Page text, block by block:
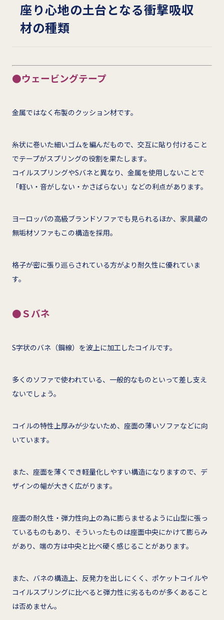
座り心地の土台となる衝撃吸収
材の種類
●ウェービングテープ
金属ではなく布製のクッション材です。
糸状に巻いた細いゴムを編んだもので、交互に貼り付けること
でテープがスプリングの役割を果たします。
コイルスプリングやSバネと異なり、金属を使用しないことで
「軽い・音がしない・かさばらない」などの利点があります。
ヨーロッパの高級ブランドソファでも見られるほか、家具蔵の
無垢材ソファもこの構造を採用。
格子が密に張り巡らされている方がより耐久性に優れていま
す。
●Ｓバネ
S字状のバネ（鋼線）を波上に加工したコイルです。
多くのソファで使われている、一般的なものといって差し支え
ないでしょう。
コイルの特性上厚みが少ないため、座面の薄いソファなどに向
いています。
また、座面を薄くでき軽量化しやすい構造になりますので、デ
ザインの幅が大きく広がります。
座面の耐久性・弾力性向上の為に膨らませるように山型に張っ
ているものもあり、そういったものは座面中央にかけて膨らみ
があり、端の方は中央と比べ硬く感じることがあります。
また、バネの構造上、反発力を出しにくく、ポケットコイルや
コイルスプリングに比べると弾力性に劣るものが多くあること
は否めません。